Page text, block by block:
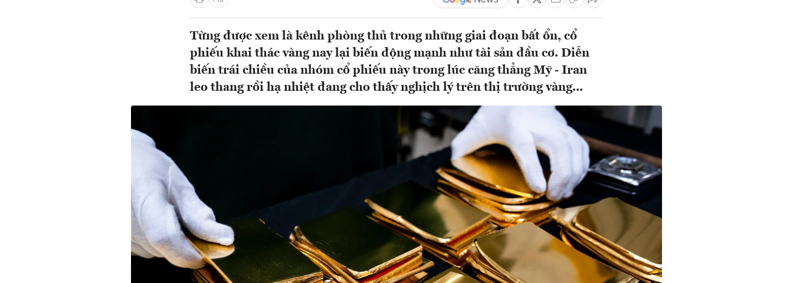
Từng được xem là kênh phòng thủ trong những giai đoạn bất ổn, cổ
phiếu khai thác vàng nay lại biến động mạnh như tài sản đầu cơ. Diễn
biến trái chiều của nhóm cổ phiếu này trong lúc căng thẳng Mỹ - Iran
leo thang rồi hạ nhiệt đang cho thấy nghịch lý trên thị trường vàng...